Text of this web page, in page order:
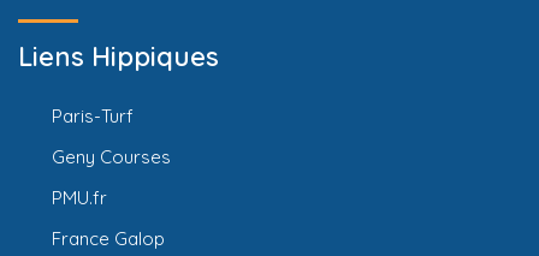
Liens Hippiques
Paris-Turf
Geny Courses
PMU.fr
France Galop